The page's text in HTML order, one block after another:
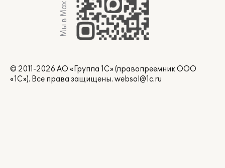
Мы в Max
© 2011-2026 АО «Группа 1С» (правопреемник ООО
«1С»). Все права защищены. websol@1c.ru